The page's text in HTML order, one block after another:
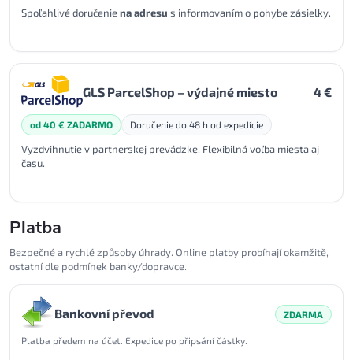
Spoľahlivé doručeniena adresu s informovaním o pohybe zásielky.
GLS ParcelShop – výdajné miesto 4 €
od 40 € ZADARMO Doručenie do 48 h od expedície
Vyzdvihnutie v partnerskej prevádzke. Flexibilná voľba miesta aj
času.
Platba
Bezpečné a rychlé způsoby úhrady. Online platby probíhají okamžitě,
ostatní dle podmínek banky/dopravce.
Bankovní převod ZDARMA
Platba předem na účet. Expedice po připsání částky.